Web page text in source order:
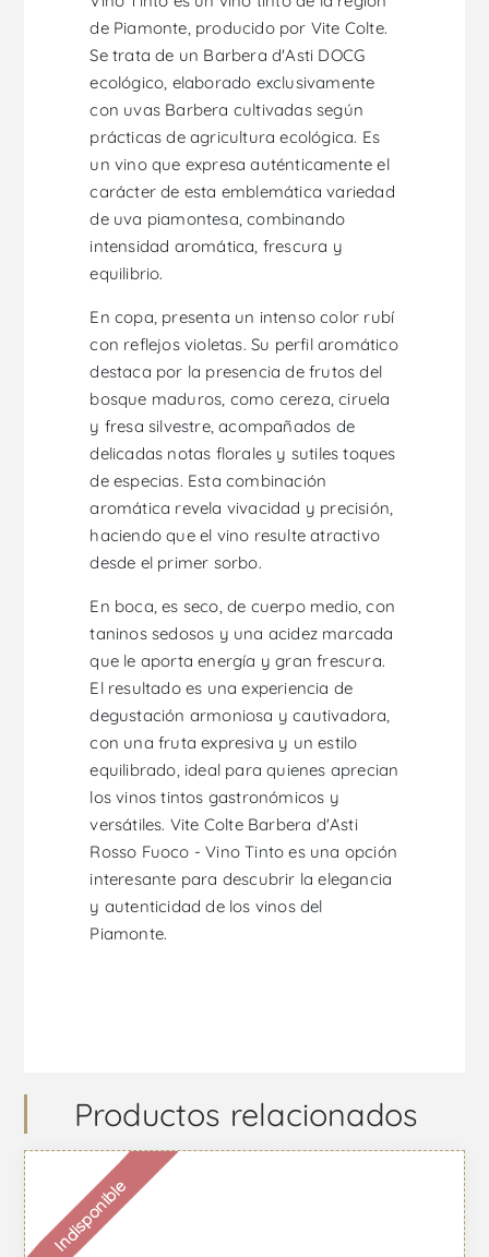
de Piamonte, producido por Vite Colte.
Se trata de un Barbera d'Asti DOCG
ecológico, elaborado exclusivamente
con uvas Barbera cultivadas según
prácticas de agricultura ecológica. Es
un vino que expresa auténticamente el
carácter de esta emblemática variedad
de uva piamontesa, combinando
intensidad aromática, frescura y
equilibrio.
En copa, presenta un intenso color rubí
con reflejos violetas. Su perfil aromático
destaca por la presencia de frutos del
bosque maduros, como cereza, ciruela
y fresa silvestre, acompañados de
delicadas notas florales y sutiles toques
de especias. Esta combinación
aromática revela vivacidad y precisión,
haciendo que el vino resulte atractivo
desde el primer sorbo.
En boca, es seco, de cuerpo medio, con
taninos sedosos y una acidez marcada
que le aporta energía y gran frescura.
El resultado es una experiencia de
degustación armoniosa y cautivadora,
con una fruta expresiva y un estilo
equilibrado, ideal para quienes aprecian
los vinos tintos gastronómicos y
versátiles. Vite Colte Barbera d'Asti
Rosso Fuoco - Vino Tinto es una opción
interesante para descubrir la elegancia
y autenticidad de los vinos del
Piamonte.
Productos relacionados
Indisponible